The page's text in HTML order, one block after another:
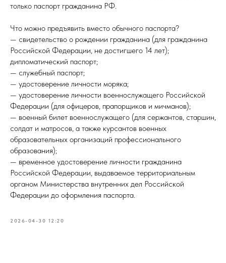
только паспорт гражданина РФ.
Что можно предъявить вместо обычного паспорта?
— свидетельство о рождении гражданина (для гражданина
Российской Федерации, не достигшего 14 лет);
дипломатический паспорт;
— служебный паспорт;
— удостоверение личности моряка;
— удостоверение личности военнослужащего Российской
Федерации (для офицеров, прапорщиков и мичманов);
— военный билет военнослужащего (для сержантов, старшин,
солдат и матросов, а также курсантов военных
образовательных организаций профессионального
образования);
— временное удостоверение личности гражданина
Российской Федерации, выдаваемое территориальным
органом Министерства внутренних дел Российской
Федерации до оформления паспорта.
2026-04-30 12:20